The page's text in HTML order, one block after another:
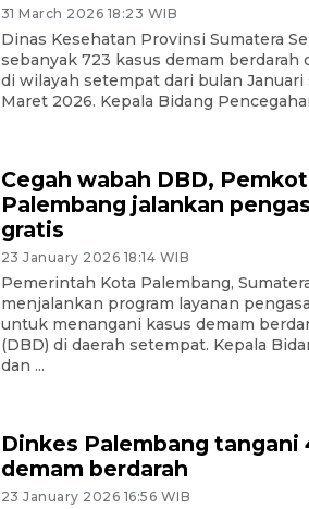
31 March 2026 18:23 WIB
Dinas Kesehatan Provinsi Sumatera
sebanyak 723 kasus demam berdarah
di wilayah setempat dari bulan Januari
Maret 2026. Kepala Bidang
Cegah wabah DBD, Pemkot
Palembang jalankan
gratis
23 January 2026 18:14 WIB
Pemerintah Kota Palembang,
menjalankan program layanan
untuk menangani kasus demam
(DBD) di daerah setempat. Kepala
dan ...
Dinkes Palembang tangani
demam berdarah
23 January 2026 16:56 WIB